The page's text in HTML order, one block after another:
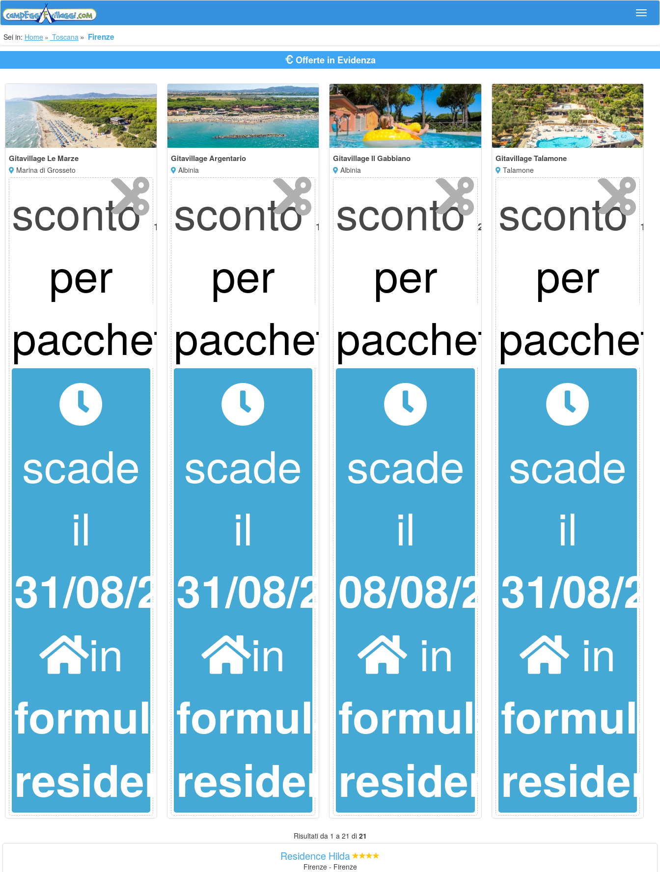
Sei in: Home Toscana Firenze
Offerte in Evidenza
Gitavillage Le Marze
Marina di Grosseto
sconto10%
per
pacchetto
scade
il
31/08/26
in
formula
residence
Gitavillage Argentario
Albinia
sconto10%
per
pacchetto
scade
il
31/08/26
in
formula
residence
Gitavillage Il Gabbiano
Albinia
sconto20%
per
pacchetto
scade
il
08/08/26
in
formula
residence
Gitavillage Talamone
Talamone
sconto10%
per
scade
il
31/08/
in
Risultati da 1 a 21 di 21
Residence Hilda
Firenze - Firenze